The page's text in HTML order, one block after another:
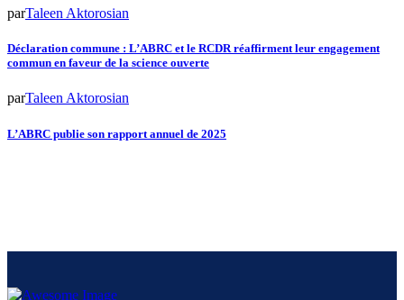
parTaleen Aktorosian
Déclaration commune : L’ABRC et le RCDR réaffirment leur engagement
commun en faveur de la science ouverte
parTaleen Aktorosian
L’ABRC publie son rapport annuel de 2025